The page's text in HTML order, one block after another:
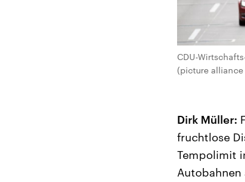
CDU-
(picture
Dirk Müller:
fruchtlose
Tempolimit
Autobahnen